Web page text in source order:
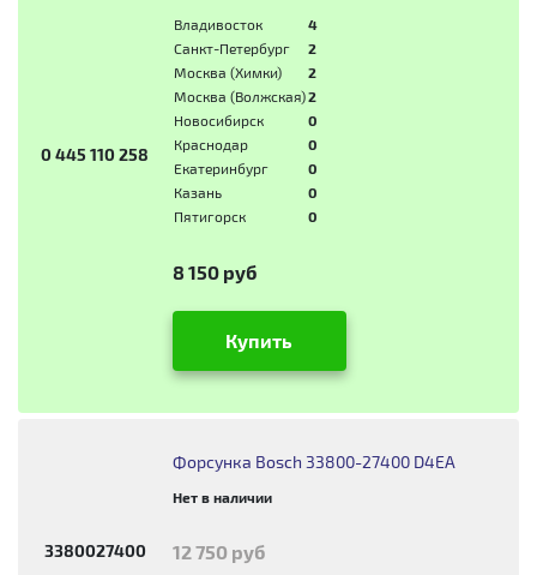
0 445 110 258
Владивосток
4
Санкт-Петербург
2
Москва (Химки)
2
Москва (Волжская)2
Новосибирск
0
Краснодар
0
Екатеринбург
0
Казань
0
Пятигорск
0
8 150 руб
Купить
3380027400
Форсунка Bosch 33800-27400 D4EA
Нет в наличии
12 750 руб